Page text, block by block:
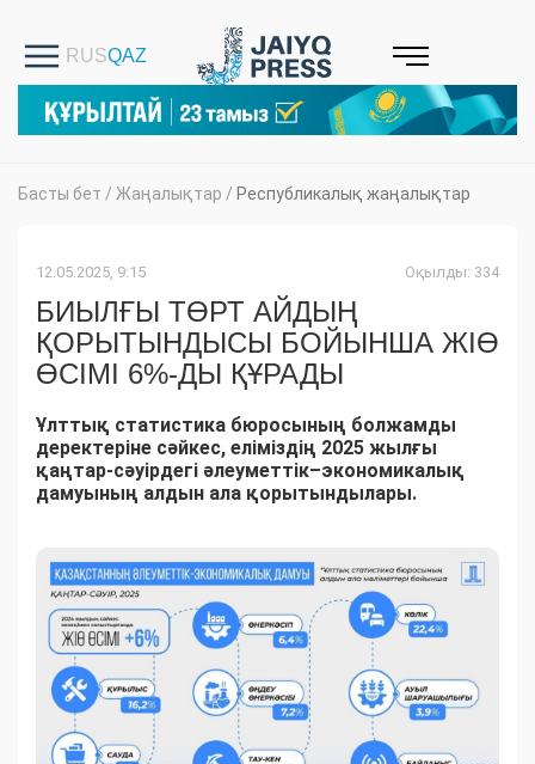
Басты бет / Жаңалықтар / Республикалық жаңалықтар
12.05.2025, 9:15 Оқылды: 334
БИЫЛҒЫ ТӨРТ АЙДЫҢ
ҚОРЫТЫНДЫСЫ БОЙЫНША ЖІӨ
ӨСІМІ 6%-ДЫ ҚҰРАДЫ
Ұлттық статистика бюросының болжамды
деректеріне сәйкес, еліміздің 2025 жылғы
қаңтар-сәуірдегі әлеуметтік–экономикалық
дамуының алдын ала қорытындылары.